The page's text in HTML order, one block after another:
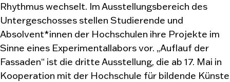
Rhythmus wechselt. Im Ausstellungsbereich des
Untergeschosses stellen Studierende und
Absolvent*innen der Hochschulen ihre Projekte im
Sinne eines Experimentallabors vor. „Auflauf der
Fassaden“ ist die dritte Ausstellung, die ab 17. Mai in
Kooperation mit der Hochschule für bildende Künste